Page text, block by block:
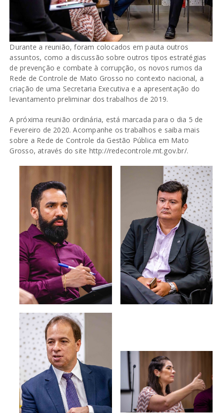
Durante a reunião, foram colocados em pauta outros
assuntos, como a discussão sobre outros tipos estratégias
de prevenção e combate à corrupção, os novos rumos da
Rede de Controle de Mato Grosso no contexto nacional, a
criação de uma Secretaria Executiva e a apresentação do
levantamento preliminar dos trabalhos de 2019.
A próxima reunião ordinária, está marcada para o dia 5 de
Fevereiro de 2020. Acompanhe os trabalhos e saiba mais
sobre a Rede de Controle da Gestão Pública em Mato
Grosso, através do site http://redecontrole.mt.gov.br/.